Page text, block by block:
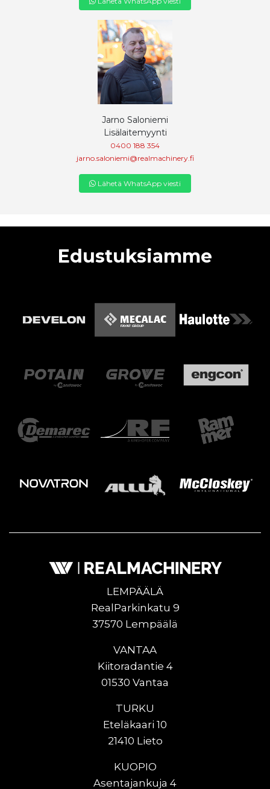
Jarno Saloniemi
Lisälaitemyynti
0400 188 354
jarno.saloniemi@realmachinery.fi
Lähetä WhatsApp viesti
Edustuksiamme
LEMPÄÄLÄ
RealParkinkatu 9
37570 Lempäälä
VANTAA
Kiitoradantie 4
01530 Vantaa
TURKU
Eteläkaari 10
21410 Lieto
KUOPIO
Asentajankuja 4